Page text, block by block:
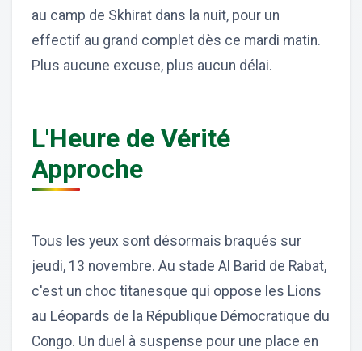
au camp de Skhirat dans la nuit, pour un
effectif au grand complet dès ce mardi matin.
Plus aucune excuse, plus aucun délai.
L'Heure de Vérité
Approche
Tous les yeux sont désormais braqués sur
jeudi, 13 novembre. Au stade Al Barid de Rabat,
c'est un choc titanesque qui oppose les Lions
au Léopards de la République Démocratique du
Congo. Un duel à suspense pour une place en